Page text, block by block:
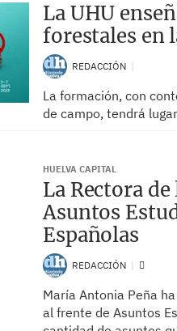
La UHU
forestales en
REDACCIÓN
La formación, con
de campo, tendrá
HUELVA CAPITAL
La Rectora
Asuntos
Españolas
REDACCIÓN
María Antonia Peña
al frente de Asuntos